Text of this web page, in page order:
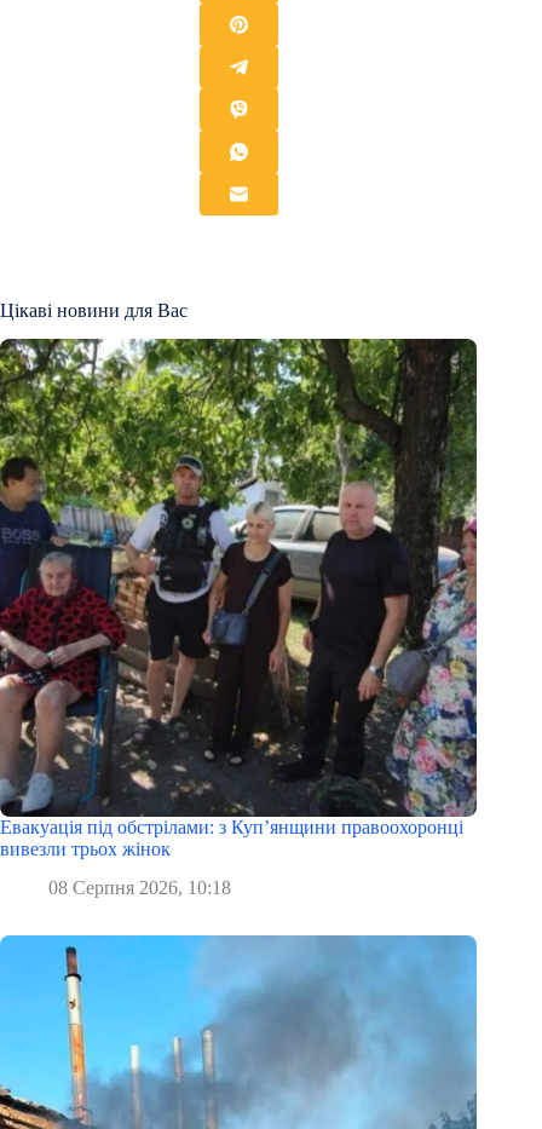
Цікаві новини для Вас
Евакуація під обстрілами: з Куп’янщини правоохоронці
вивезли трьох жінок
08 Серпня 2026, 10:18